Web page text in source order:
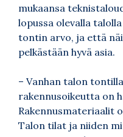
mukaansa
lopussa olevalla
tontin arvo, ja että
pelkästään hyvä asia.
– Vanhan talon
rakennusoikeutta on
Rakennusmateriaalit
Talon tilat ja niiden